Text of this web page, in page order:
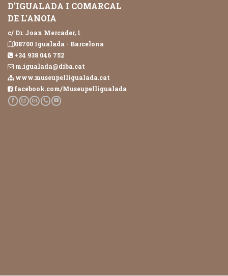
D'IGUALADA I COMARCAL
DE L'ANOIA
c/ Dr. Joan Mercader, 1
08700 Igualada - Barcelona
+34 938 046 752
m.igualada@diba.cat
www.museupelligualada.cat
facebook.com/Museupelligualada